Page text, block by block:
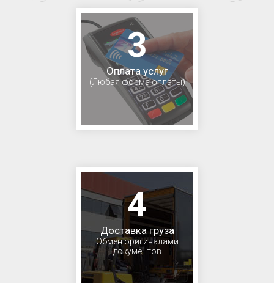
3
Оплата услуг
(Любая форма оплаты)
4
Доставка груза
Обмен оригиналами
документов